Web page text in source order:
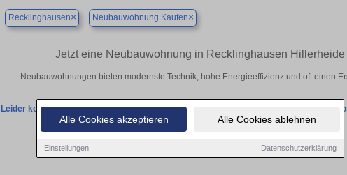
Alle Cookies akzeptieren Alle Cookies ablehnen
Einstellungen Datenschutzerklärung
Recklinghausen× Neubauwohnung Kaufen×
Jetzt eine Neubauwohnung in Recklinghausen
Neubauwohnungen bieten modernste Technik, hohe Energieeffizienz und oft einen
Leider konnten wir derzeit keine passenden Objekte finden. Schauen Sie bald wieder